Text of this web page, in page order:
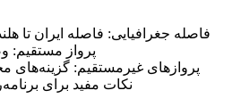
فاصله جغرافیایی: فاصله ایران تا
پرواز
پروازهای غیرمستقیم: گزینه‌های
نکات مفید برای